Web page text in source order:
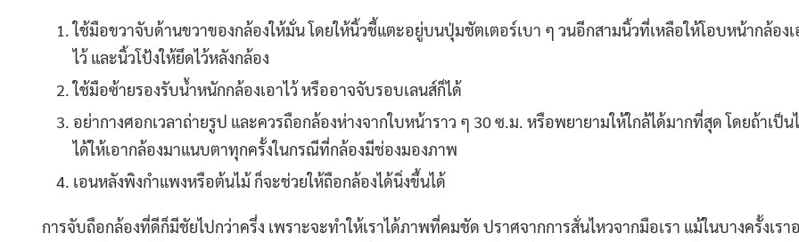
ใช้มือขวาจับด้านขวาของกล้องให้มั่น โดยให้นิ้วชี้แตะอยู่บนปุ่มชัตเตอร์เบา ๆ วนอีกสามนิ้วที่เหลือให้โอบหน้ากล้องเ
ไว้ และนิ้วโป้งให้ยึดไว้หลังกล้อง
ใช้มือซ้ายรองรับน้ำหนักกล้องเอาไว้ หรืออาจจับรอบเลนส์ก็ได้
อย่ากางศอกเวลาถ่ายรูป และควรถือกล้องห่างจากใบหน้าราว ๆ 30 ซ.ม. หรือพยายามให้ใกล้ได้มากที่สุด โดยถ้าเป็น
ได้ให้เอากล้องมาแนบตาทุกครั้งในกรณีที่กล้องมีช่องมองภาพ
เอนหลังพิงกำแพงหรือต้นไม้ ก็จะช่วยให้ถือกล้องได้นิ่งขึ้นได้
การจับถือกล้องที่ดีก็มีชัยไปกว่าครึ่ง เพราะจะทำให้เราได้ภาพที่คมชัด ปราศจากการสั่นไหวจากมือเรา แม้ในบางครั้งเรา